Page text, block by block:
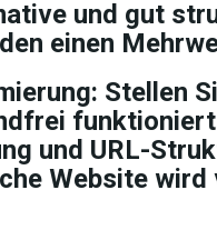
und gut
einen
Stellen
und URL-
Website wird